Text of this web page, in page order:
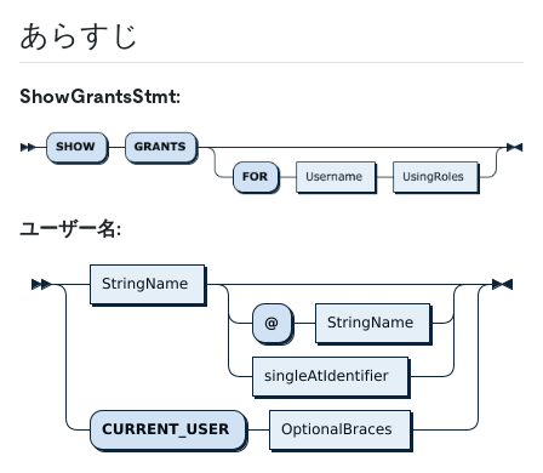
あらすじ
ShowGrantsStmt:
ユーザー名: